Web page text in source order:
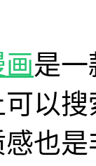
是
以
也